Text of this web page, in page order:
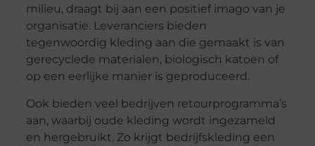
milieu, draagt bij aan een positief imago van je
organisatie. Leveranciers bieden
tegenwoordig kleding aan die gemaakt is van
gerecyclede materialen, biologisch katoen of
op een eerlijke manier is geproduceerd.
Ook bieden veel bedrijven retourprogramma’s
aan, waarbij oude kleding wordt ingezameld
en hergebruikt. Zo krijgt bedrijfskleding een